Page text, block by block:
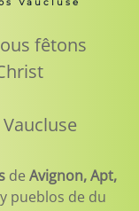
fêtons
de Avignon, Apt,
pueblos de du